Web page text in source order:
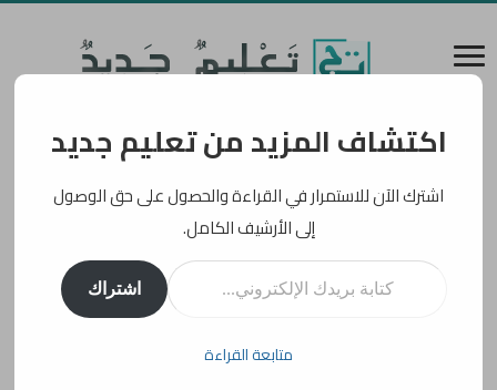
اكتشاف المزيد من تعليم جديد
اشترك الآن للاستمرار في القراءة والحصول على حق الوصول
إلى الأرشيف الكامل.
كتابة بريدك الإلكتروني...
اشتراك
متابعة القراءة